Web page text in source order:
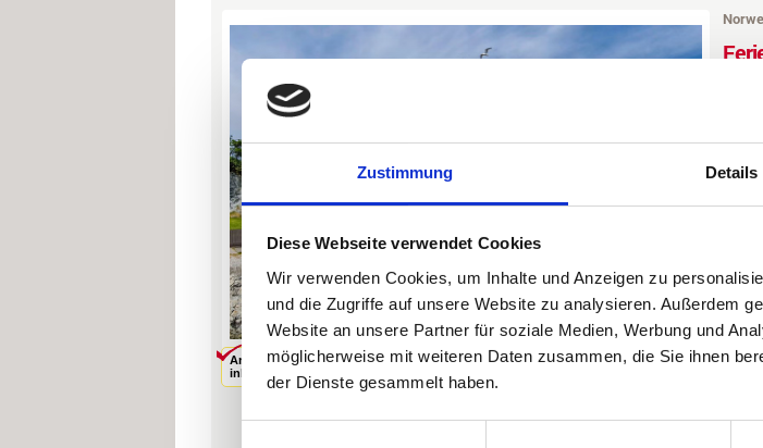
Zustimmung Details
Diese Webseite verwendet Cookies
Wir verwenden Cookies, um Inhalte und Anzeigen zu
und die Zugriffe auf unsere Website zu analysieren. Außerdem
Website an unsere Partner für soziale Medien, Werbung und
möglicherweise mit weiteren Daten zusammen, die Sie ihnen
der Dienste gesammelt haben.
Angelboot
inklusive
Endreinigung
Ein